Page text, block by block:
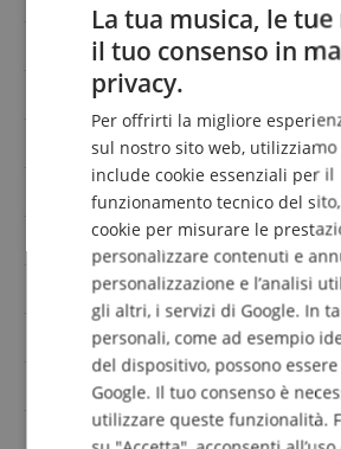
-
Ponte/Selletta Fest
Tastiera Ebenholz
incl. borsa / custodia Gigbag
Orientamento
Larghezza della selletta 43 mm
Superficie Gloss
La tua musica, le
il tuo consenso in
privacy.
Per offrirti la migliore
sul nostro sito web, utilizziamo
include cookie essenziali per il
funzionamento tecnico del
cookie per misurare le
personalizzare contenuti e
personalizzazione e l’analisi
gli altri, i servizi di Google. In
personali, come ad esempio
del dispositivo, possono
Google. Il tuo consenso è
utilizzare queste funzionalità.